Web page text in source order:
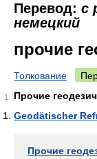
Перевод: с
немецкий
прочие
Толкование
1
Прочие
Geodätischer
Прочие